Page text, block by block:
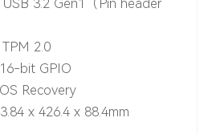
2.0
bit GPIO
Recovery
x 426.4 x 88.4mm